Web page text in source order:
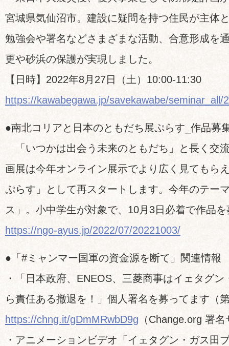
宮城県気仙沼市。建設に疑問を持つ住民が主体
勉強会や署名などさまざまな活動、合意形成を
更や砂浜の保護が実現しました。
【日時】2022年8月27日（土）10:00-11:30
https://kawabegawa.jp/savekawabe/seminar_all/
●南北コリアと日本のともだち展ぷらす_作品募
「いつかは出会う未来のともだち」と長く交
画展は今年オンライン展示でより広く見てもら
ぷらす」として再スタートします。今年のテー
ス」。小中学生が対象で、10月3日必着で作品
https://ngo-ayus.jp/2022/07/20221003/
●「#ミャンマー国軍の資金源を断て」関連情報
・「日本政府、ENEOS、三菱商事はイェタグ
ら責任ある撤退を！」個人署名を募ってます（
https://chng.it/gDmMRwbD9g （Change.org 署
・アニメーションビデオ「イェタグン・ガス田